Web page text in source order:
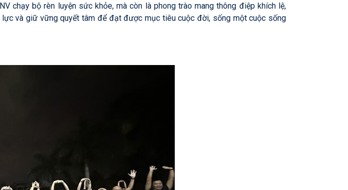
chạy bộ rèn luyện sức khỏe, mà còn là phong trào mang thông điệp khích lệ,
và giữ vững quyết tâm để đạt được mục tiêu cuộc đời, sống một cuộc sống